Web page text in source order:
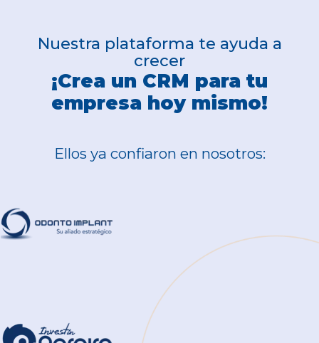
Nuestra plataforma te ayuda a
crecer
¡Crea un CRM para tu
empresa hoy mismo!
Ellos ya confiaron en nosotros: